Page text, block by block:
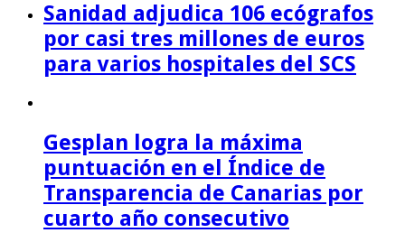
Sanidad adjudica 106 ecógrafos
por casi tres millones de euros
para varios hospitales del SCS
Gesplan logra la máxima
puntuación en el Índice de
Transparencia de Canarias por
cuarto año consecutivo